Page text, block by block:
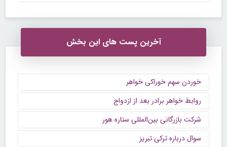
آخرین پست های این بخش
خوردن سهم خوراکی خواهر
روابط خواهر برادر بعد از ازدواج
شرکت بازرگانی بین‌المللی ستاره هور
سوال درباره ترکی تبریز